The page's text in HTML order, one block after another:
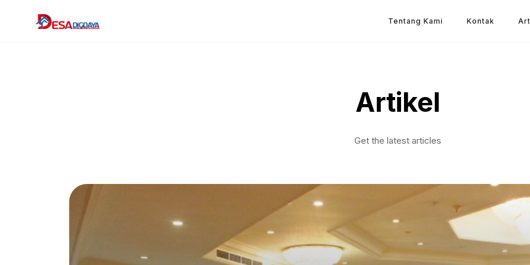
Tentang Kami Kontak
Artikel
Get the latest articles